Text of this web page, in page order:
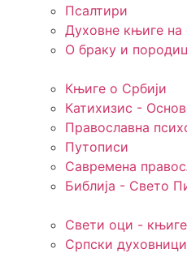
Псалтири
Духовне књиге на
О браку и
Књиге о Србији
Катихизис -
Православна
Путописи
Савремена
Библија - Свето
Свети оци - књиге
Српски духовници